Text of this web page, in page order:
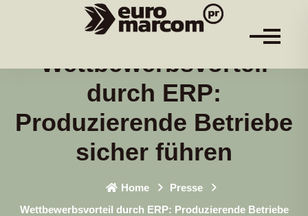
Wettbewerbsvorteil
durch ERP:
Produzierende Betriebe
sicher führen
Home
Presse
Wettbewerbsvorteil durch ERP: Produzierende Betriebe